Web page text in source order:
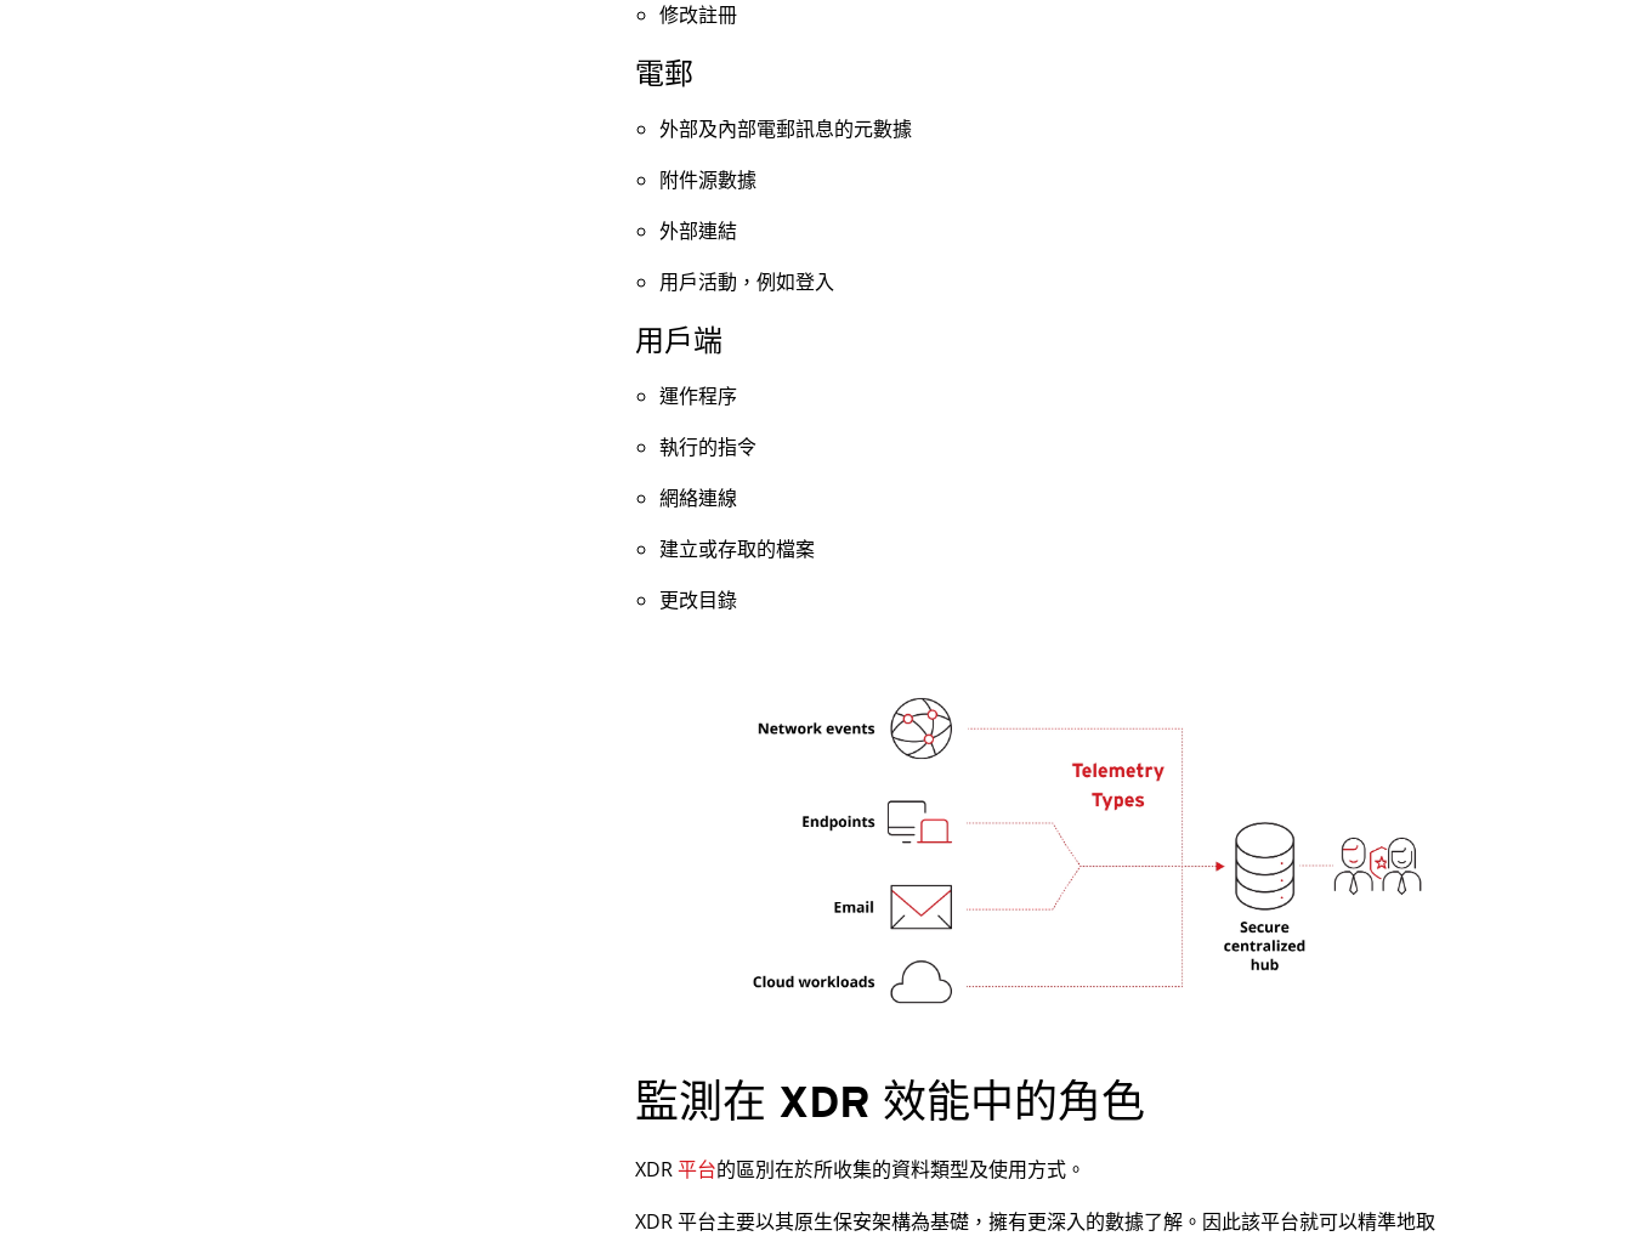
修改註冊
電郵
外部及內部電郵訊息的元數據
附件源數據
外部連結
用戶活動，例如登入
用戶端
運作程序
執行的指令
網絡連線
建立或存取的檔案
更改目錄
監測在 XDR 效能中的角色
XDR平台的區別在於所收集的資料類型及使用方式。
XDR 平台主要以其原生保安架構為基礎，擁有更深入的數據了解。因此該平台就可以精準地取